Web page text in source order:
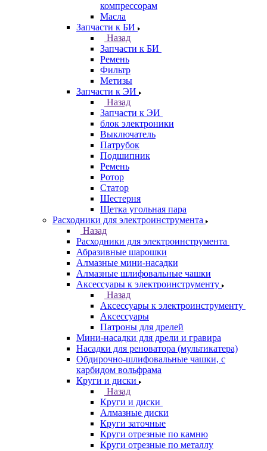
компрессорам
Масла
Запчасти к БИ
Назад
Запчасти к БИ
Ремень
Фильтр
Метизы
Запчасти к ЭИ
Назад
Запчасти к ЭИ
блок электроники
Выключатель
Патрубок
Подшипник
Ремень
Ротор
Статор
Шестерня
Щетка угольная пара
Расходники для электроинструмента
Назад
Расходники для электроинструмента
Абразивные шарошки
Алмазные мини-насадки
Алмазные шлифовальные чашки
Аксессуары к электроинструменту
Назад
Аксессуары к электроинструменту
Аксессуары
Патроны для дрелей
Мини-насадки для дрели и гравира
Насадки для реноватора (мультикатера)
Обдирочно-шлифовальные чашки, с
карбидом вольфрама
Круги и диски
Назад
Круги и диски
Алмазные диски
Круги заточные
Круги отрезные по камню
Круги отрезные по металлу